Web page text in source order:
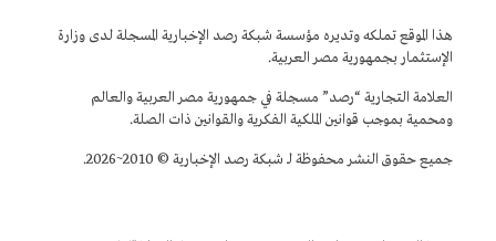
هذا الموقع تملكه وتديره مؤسسة شبكة رصد الإخبارية المسجلة لدى وزارة
الإستثمار بجمهورية مصر العربية.
العلامة التجارية “رصد” مسجلة في جمهورية مصر العربية والعالم
ومحمية بموجب قوانين الملكية الفكرية والقوانين ذات الصلة.
جميع حقوق النشر محفوظة لـ شبكة رصد الإخبارية © 2010~2026.